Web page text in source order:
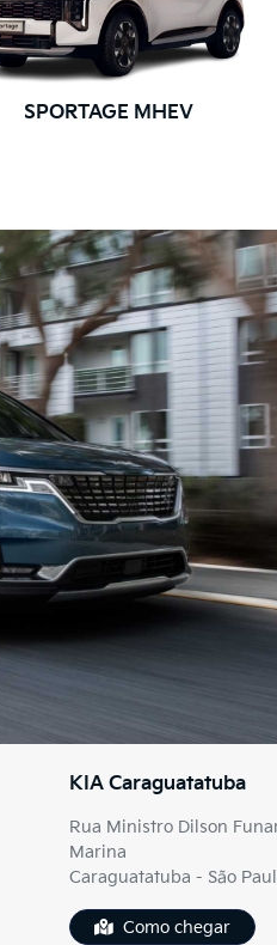
SPORTAGE MHEV
KIA Caraguatatuba
Rua Ministro Dilson
Marina
Caraguatatuba - São
Como chegar